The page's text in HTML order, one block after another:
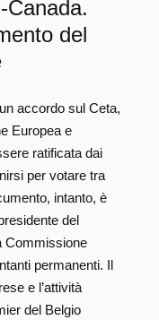
Canada.
del
accordo sul Ceta,
Europea e
ratificata dai
per votare tra
intanto, è
del
Commissione
permanenti. Il
e l’attività
del Belgio